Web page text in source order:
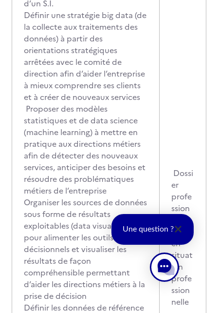
d’un S.I.
Définir une stratégie big data (de
la collecte aux traitements des
données) à partir des
orientations stratégiques
arrêtées avec le comité de
direction afin d’aider l’entreprise
à mieux comprendre ses clients
et à créer de nouveaux services
Proposer des modèles
statistiques et de data science
(machine learning) à mettre en
pratique aux directions métiers
afin de détecter des nouveaux
services, anticiper des besoins et
résoudre des problématiques
métiers de l’entreprise
Organiser les sources de données
sous forme de résultats
exploitables (data visualisation)
pour alimenter les outils
décisionnels et visualiser les
résultats de façon
compréhensible permettant
d’aider les directions métiers à la
prise de décision
Définir les données de référence
Dossi
er
profe
ssion
Mise
en
situat
ion
profe
ssion
nelle
Une question ?